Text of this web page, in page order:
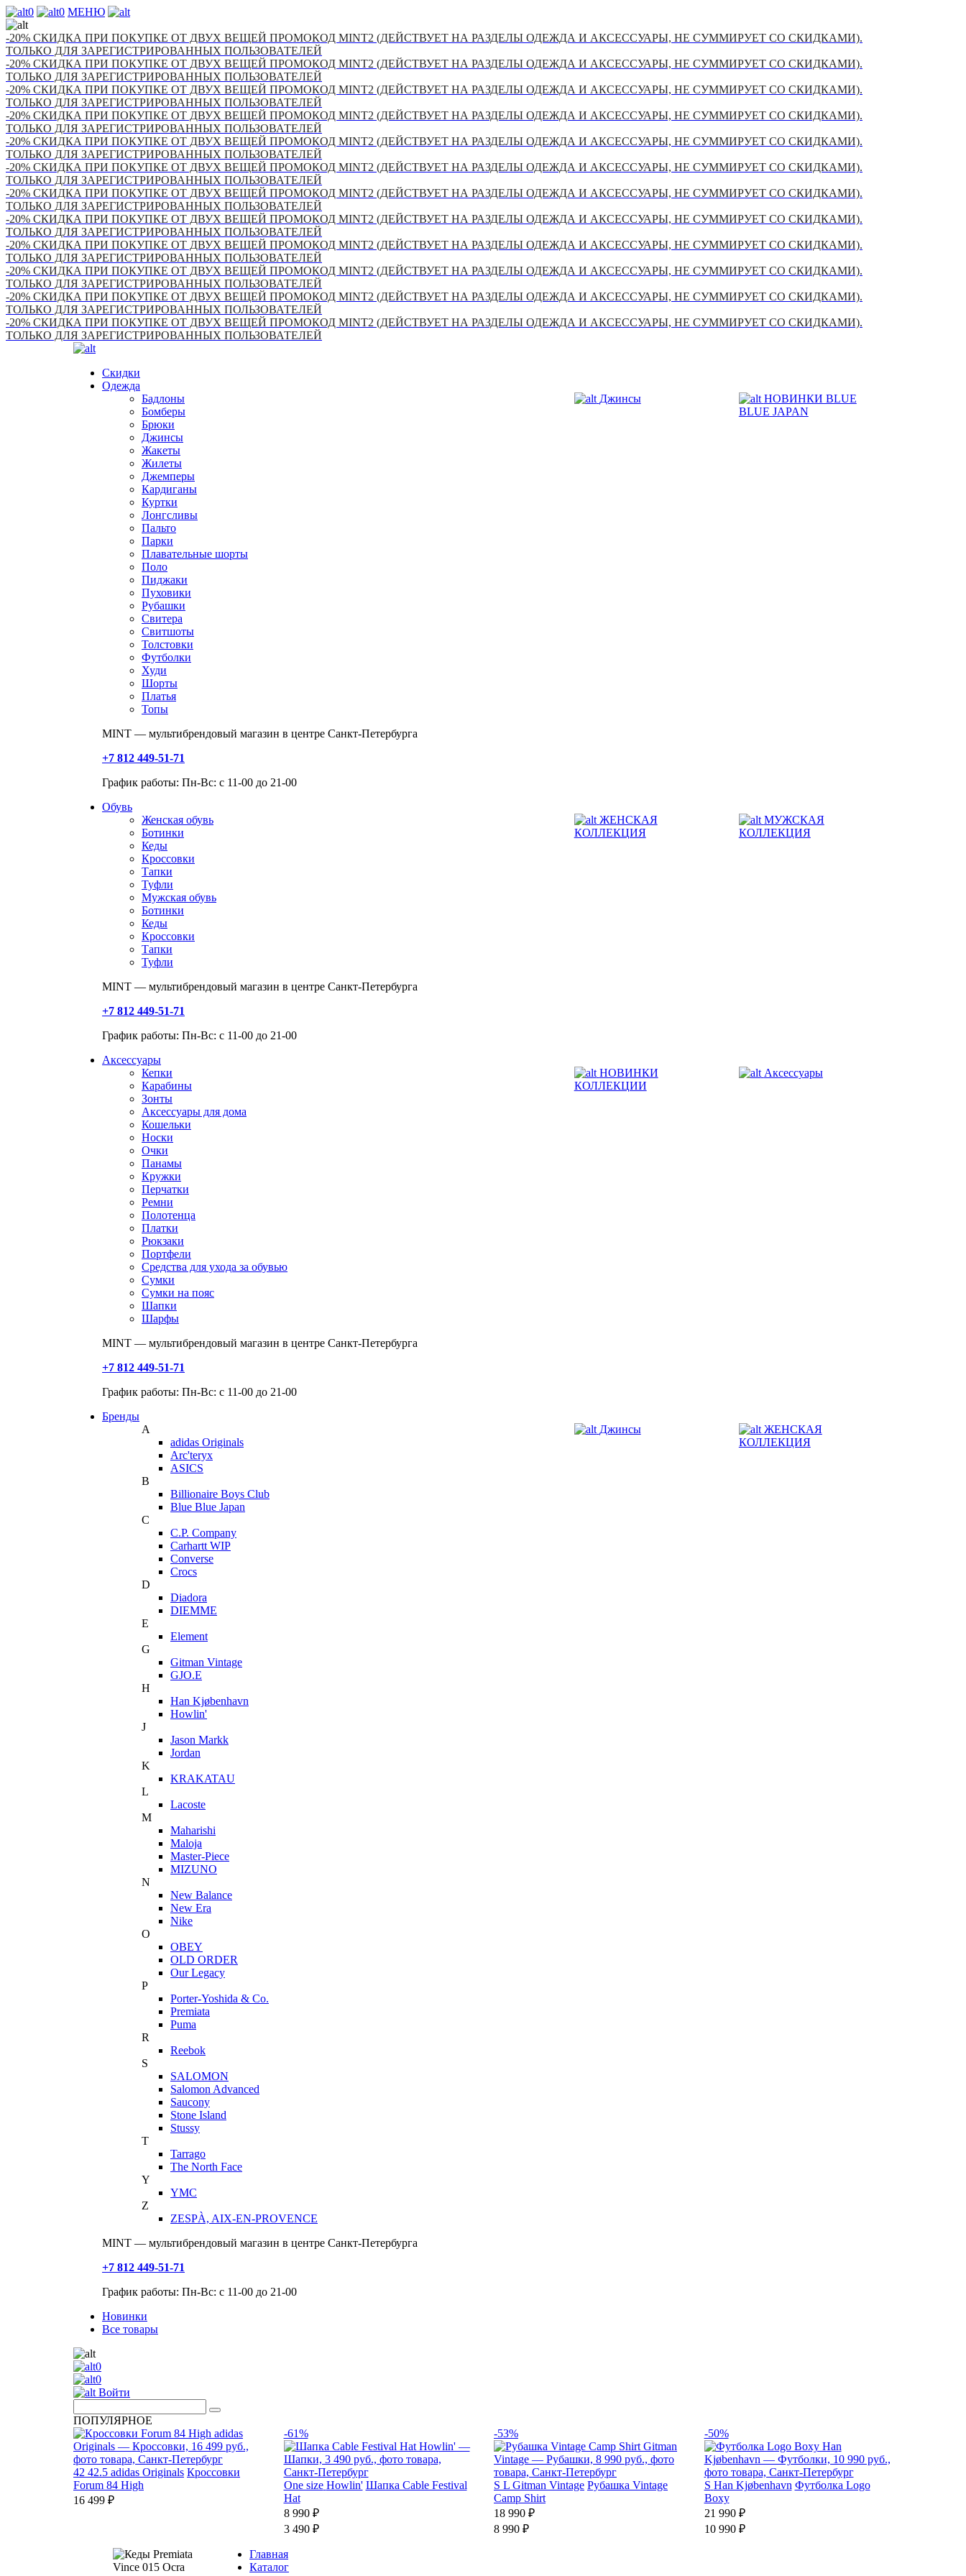
0 0 МЕНЮ
-20% СКИДКА ПРИ ПОКУПКЕ ОТ ДВУХ ВЕЩЕЙ ПРОМОКОД MINT2 (ДЕЙСТВУЕТ НА РАЗДЕЛЫ ОДЕЖДА И АКСЕССУАРЫ, НЕ СУММИРУЕТ СО СКИДКАМИ).
ТОЛЬКО ДЛЯ ЗАРЕГИСТРИРОВАННЫХ ПОЛЬЗОВАТЕЛЕЙ
-20% СКИДКА ПРИ ПОКУПКЕ ОТ ДВУХ ВЕЩЕЙ ПРОМОКОД MINT2 (ДЕЙСТВУЕТ НА РАЗДЕЛЫ ОДЕЖДА И АКСЕССУАРЫ, НЕ СУММИРУЕТ СО СКИДКАМИ).
ТОЛЬКО ДЛЯ ЗАРЕГИСТРИРОВАННЫХ ПОЛЬЗОВАТЕЛЕЙ
-20% СКИДКА ПРИ ПОКУПКЕ ОТ ДВУХ ВЕЩЕЙ ПРОМОКОД MINT2 (ДЕЙСТВУЕТ НА РАЗДЕЛЫ ОДЕЖДА И АКСЕССУАРЫ, НЕ СУММИРУЕТ СО СКИДКАМИ).
ТОЛЬКО ДЛЯ ЗАРЕГИСТРИРОВАННЫХ ПОЛЬЗОВАТЕЛЕЙ
-20% СКИДКА ПРИ ПОКУПКЕ ОТ ДВУХ ВЕЩЕЙ ПРОМОКОД MINT2 (ДЕЙСТВУЕТ НА РАЗДЕЛЫ ОДЕЖДА И АКСЕССУАРЫ, НЕ СУММИРУЕТ СО СКИДКАМИ).
ТОЛЬКО ДЛЯ ЗАРЕГИСТРИРОВАННЫХ ПОЛЬЗОВАТЕЛЕЙ
-20% СКИДКА ПРИ ПОКУПКЕ ОТ ДВУХ ВЕЩЕЙ ПРОМОКОД MINT2 (ДЕЙСТВУЕТ НА РАЗДЕЛЫ ОДЕЖДА И АКСЕССУАРЫ, НЕ СУММИРУЕТ СО СКИДКАМИ).
ТОЛЬКО ДЛЯ ЗАРЕГИСТРИРОВАННЫХ ПОЛЬЗОВАТЕЛЕЙ
-20% СКИДКА ПРИ ПОКУПКЕ ОТ ДВУХ ВЕЩЕЙ ПРОМОКОД MINT2 (ДЕЙСТВУЕТ НА РАЗДЕЛЫ ОДЕЖДА И АКСЕССУАРЫ, НЕ СУММИРУЕТ СО СКИДКАМИ).
ТОЛЬКО ДЛЯ ЗАРЕГИСТРИРОВАННЫХ ПОЛЬЗОВАТЕЛЕЙ
-20% СКИДКА ПРИ ПОКУПКЕ ОТ ДВУХ ВЕЩЕЙ ПРОМОКОД MINT2 (ДЕЙСТВУЕТ НА РАЗДЕЛЫ ОДЕЖДА И АКСЕССУАРЫ, НЕ СУММИРУЕТ СО СКИДКАМИ).
ТОЛЬКО ДЛЯ ЗАРЕГИСТРИРОВАННЫХ ПОЛЬЗОВАТЕЛЕЙ
-20% СКИДКА ПРИ ПОКУПКЕ ОТ ДВУХ ВЕЩЕЙ ПРОМОКОД MINT2 (ДЕЙСТВУЕТ НА РАЗДЕЛЫ ОДЕЖДА И АКСЕССУАРЫ, НЕ СУММИРУЕТ СО СКИДКАМИ).
ТОЛЬКО ДЛЯ ЗАРЕГИСТРИРОВАННЫХ ПОЛЬЗОВАТЕЛЕЙ
-20% СКИДКА ПРИ ПОКУПКЕ ОТ ДВУХ ВЕЩЕЙ ПРОМОКОД MINT2 (ДЕЙСТВУЕТ НА РАЗДЕЛЫ ОДЕЖДА И АКСЕССУАРЫ, НЕ СУММИРУЕТ СО СКИДКАМИ).
ТОЛЬКО ДЛЯ ЗАРЕГИСТРИРОВАННЫХ ПОЛЬЗОВАТЕЛЕЙ
-20% СКИДКА ПРИ ПОКУПКЕ ОТ ДВУХ ВЕЩЕЙ ПРОМОКОД MINT2 (ДЕЙСТВУЕТ НА РАЗДЕЛЫ ОДЕЖДА И АКСЕССУАРЫ, НЕ СУММИРУЕТ СО СКИДКАМИ).
ТОЛЬКО ДЛЯ ЗАРЕГИСТРИРОВАННЫХ ПОЛЬЗОВАТЕЛЕЙ
-20% СКИДКА ПРИ ПОКУПКЕ ОТ ДВУХ ВЕЩЕЙ ПРОМОКОД MINT2 (ДЕЙСТВУЕТ НА РАЗДЕЛЫ ОДЕЖДА И АКСЕССУАРЫ, НЕ СУММИРУЕТ СО СКИДКАМИ).
ТОЛЬКО ДЛЯ ЗАРЕГИСТРИРОВАННЫХ ПОЛЬЗОВАТЕЛЕЙ
-20% СКИДКА ПРИ ПОКУПКЕ ОТ ДВУХ ВЕЩЕЙ ПРОМОКОД MINT2 (ДЕЙСТВУЕТ НА РАЗДЕЛЫ ОДЕЖДА И АКСЕССУАРЫ, НЕ СУММИРУЕТ СО СКИДКАМИ).
ТОЛЬКО ДЛЯ ЗАРЕГИСТРИРОВАННЫХ ПОЛЬЗОВАТЕЛЕЙ
Скидки
Одежда
Бадлоны
Бомберы
Брюки
Джинсы
Жакеты
Жилеты
Джемперы
Кардиганы
Куртки
Лонгсливы
Пальто
Парки
Плавательные шорты
Поло
Пиджаки
Пуховики
Рубашки
Свитера
Свитшоты
Толстовки
Футболки
Худи
Шорты
Платья
Топы
Джинсы
НОВИНКИ BLUE
BLUE JAPAN
MINT — мультибрендовый магазин в центре Санкт-Петербурга
+7 812 449-51-71
График работы: Пн-Вс: с 11-00 до 21-00
Обувь
Женская обувь
Ботинки
Кеды
Кроссовки
Тапки
Туфли
Мужская обувь
Ботинки
Кеды
Кроссовки
Тапки
Туфли
ЖЕНСКАЯ
КОЛЛЕКЦИЯ
МУЖСКАЯ
КОЛЛЕКЦИЯ
MINT — мультибрендовый магазин в центре Санкт-Петербурга
+7 812 449-51-71
График работы: Пн-Вс: с 11-00 до 21-00
Аксессуары
Кепки
Карабины
Зонты
Аксессуары для дома
Кошельки
Носки
Очки
Панамы
Кружки
Перчатки
Ремни
Полотенца
Платки
Рюкзаки
Портфели
Средства для ухода за обувью
Сумки
Сумки на пояс
Шапки
Шарфы
НОВИНКИ
КОЛЛЕКЦИИ
Аксессуары
MINT — мультибрендовый магазин в центре Санкт-Петербурга
+7 812 449-51-71
График работы: Пн-Вс: с 11-00 до 21-00
Бренды
A
adidas Originals
Arc'teryx
ASICS
B
Billionaire Boys Club
Blue Blue Japan
C
C.P. Company
Carhartt WIP
Converse
Crocs
D
Diadora
DIEMME
E
Element
G
Gitman Vintage
GJO.E
H
Han Kjøbenhavn
Howlin'
J
Jason Markk
Jordan
K
KRAKATAU
L
Lacoste
M
Maharishi
Maloja
Master-Piece
MIZUNO
N
New Balance
New Era
Nike
O
OBEY
OLD ORDER
Our Legacy
P
Porter-Yoshida & Co.
Premiata
Puma
R
Reebok
S
SALOMON
Salomon Advanced
Saucony
Stone Island
Stussy
T
Tarrago
The North Face
Y
YMC
Z
ZESPÀ, AIX-EN-PROVENCE
Джинсы
ЖЕНСКАЯ
КОЛЛЕКЦИЯ
MINT — мультибрендовый магазин в центре Санкт-Петербурга
+7 812 449-51-71
График работы: Пн-Вс: с 11-00 до 21-00
Новинки
Все товары
0
0
Войти
ПОПУЛЯРНОЕ
42 42.5 adidas Originals Кроссовки
Forum 84 High
16 499 ₽
-61%
One size Howlin' Шапка Cable Festival
Hat
8 990 ₽
3 490 ₽
-53%
S L Gitman Vintage Рубашка Vintage
Camp Shirt
18 990 ₽
8 990 ₽
-50%
S Han Kjøbenhavn Футболка Logo
Boxy
21 990 ₽
10 990 ₽
Главная
Каталог